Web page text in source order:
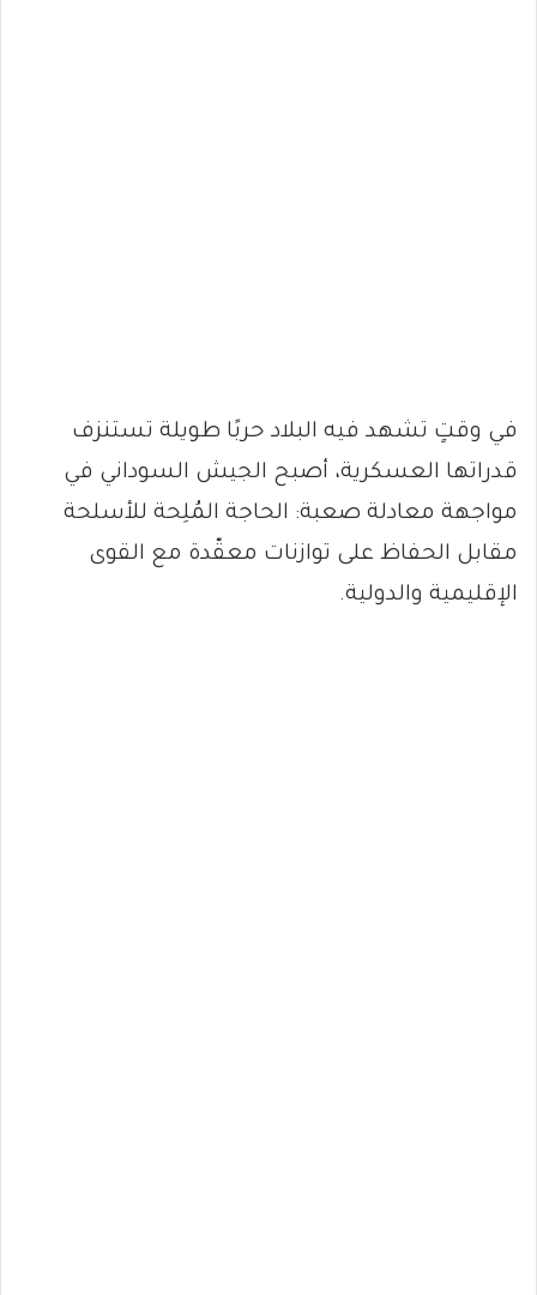
في وقتٍ تشهد فيه البلاد حربًا طويلة تستنزف
قدراتها العسكرية، أصبح الجيش السوداني في
مواجهة معادلة صعبة: الحاجة المُلِحة للأسلحة
مقابل الحفاظ على توازنات معقّدة مع القوى
الإقليمية والدولية.